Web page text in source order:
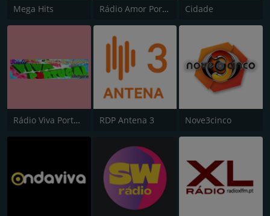
Mega Hits Rádio Amor Portugal Cidade
Rádio Viva Portugal RDP Antena 3 Nove3cinco